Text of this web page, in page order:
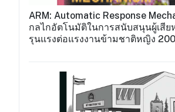
ARM: Automatic Response
กลไกอัตโนมัติในการสนับสนุนผู้เสี
รุนแรงต่อแรงงานข้ามชาติหญิง